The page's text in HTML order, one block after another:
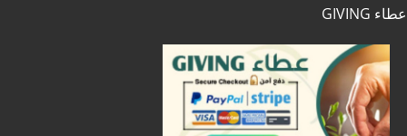
عطاء GIVING